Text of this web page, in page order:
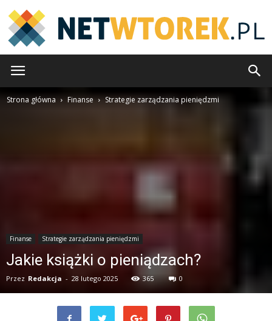
Strona główna Finanse Strategie zarządzania pieniędzmi
Finanse Strategie zarządzania pieniędzmi
Jakie książki o pieniądzach?
Przez Redakcja - 28 lutego 2025 365 0